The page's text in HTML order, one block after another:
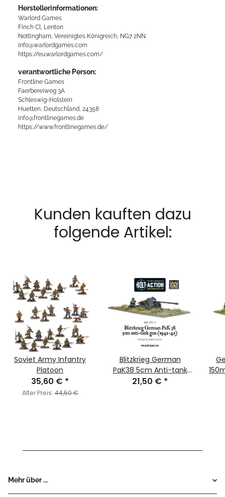
Herstellerinformationen:
Warlord Games
Finch Cl, Lenton
Nottingham, Vereinigtes Königreich, NG7 2NN
info@warlordgames.com
https://eu.warlordgames.com/
verantwortliche Person:
Frontline Games
Faerbereiweg 3A
Schleswig-Holstein
Huetten, Deutschland, 24358
info@frontlinegames.de
https://www.frontlinegames.de/
Kunden kauften dazu
folgende Artikel:
Soviet Army Infantry
Platoon
35,60 € *
Alter Preis:44,50 €
Blitzkrieg German
PaK38 5cm Anti-tank
Gun (1941-42) with
21,50 € *
Mehr über ...